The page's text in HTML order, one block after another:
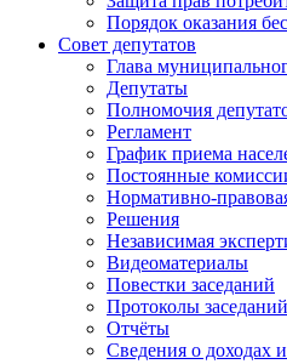
Порядок оказания
Совет депутатов
Глава
Депутаты
Полномочия
Регламент
График приема
Постоянные
Нормативно-
Решения
Независимая
Видеоматериалы
Повестки заседаний
Протоколы заседаний
Отчёты
Сведения о доходах